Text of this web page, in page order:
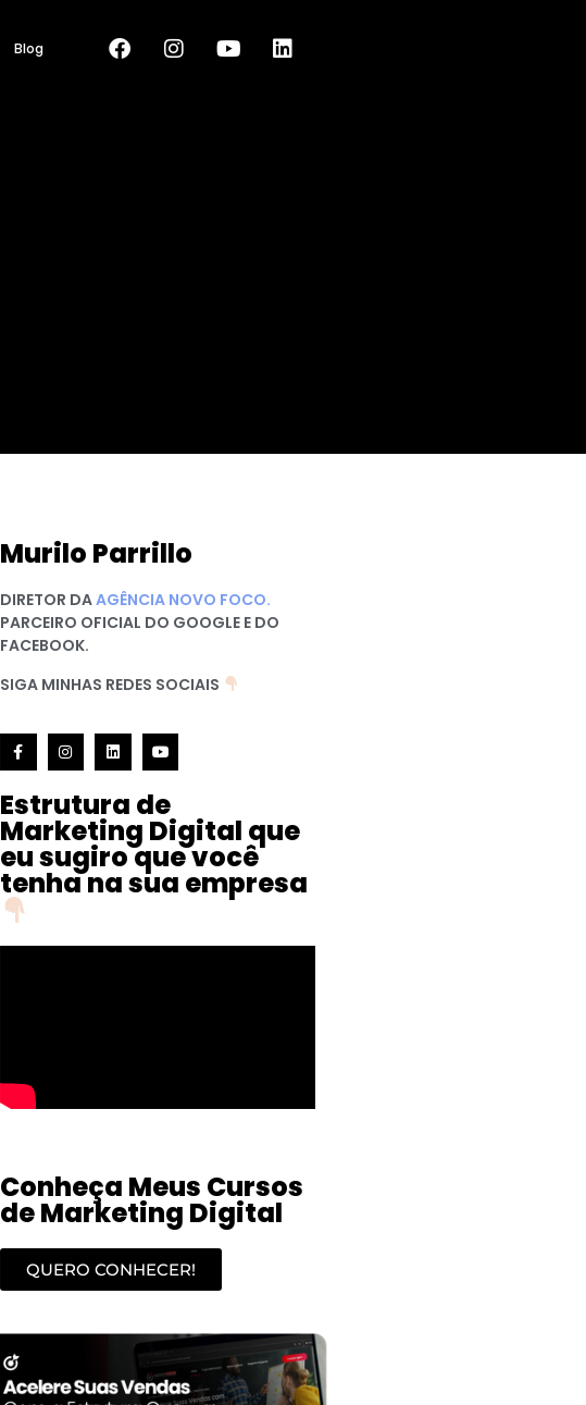
Blog
Murilo Parrillo
DIRETOR DAAGÊNCIA NOVO FOCO.
PARCEIRO OFICIAL DO GOOGLE E DO
FACEBOOK.
SIGA MINHAS REDES SOCIAIS
Estrutura de
Marketing Digital que
eu sugiro que você
tenha na sua empresa
Conheça Meus Cursos
de Marketing Digital
QUERO CONHECER!